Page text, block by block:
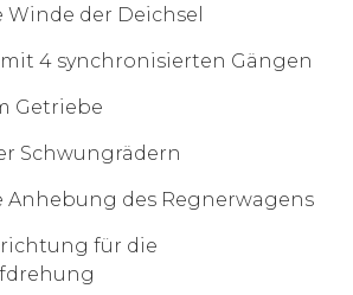
Winde der Deichsel
4 synchronisierten Gängen
Getriebe
Schwungrädern
Anhebung des Regnerwagens
für die